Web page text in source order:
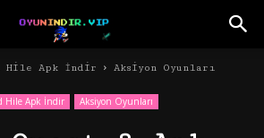
Hile Apk İndir Aksiyon Oyunları
Hile Apk İndir Aksiyon Oyunları